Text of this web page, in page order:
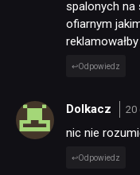
spalonych na
ofiarnym
Odpowiedz
Dolkacz 20
nic nie
Odpowiedz